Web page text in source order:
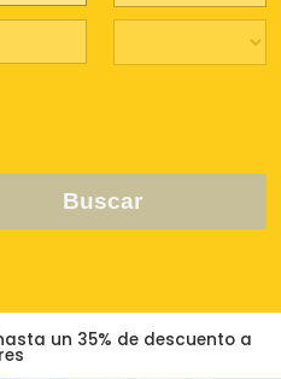
Buscar
un 35% de descuento a